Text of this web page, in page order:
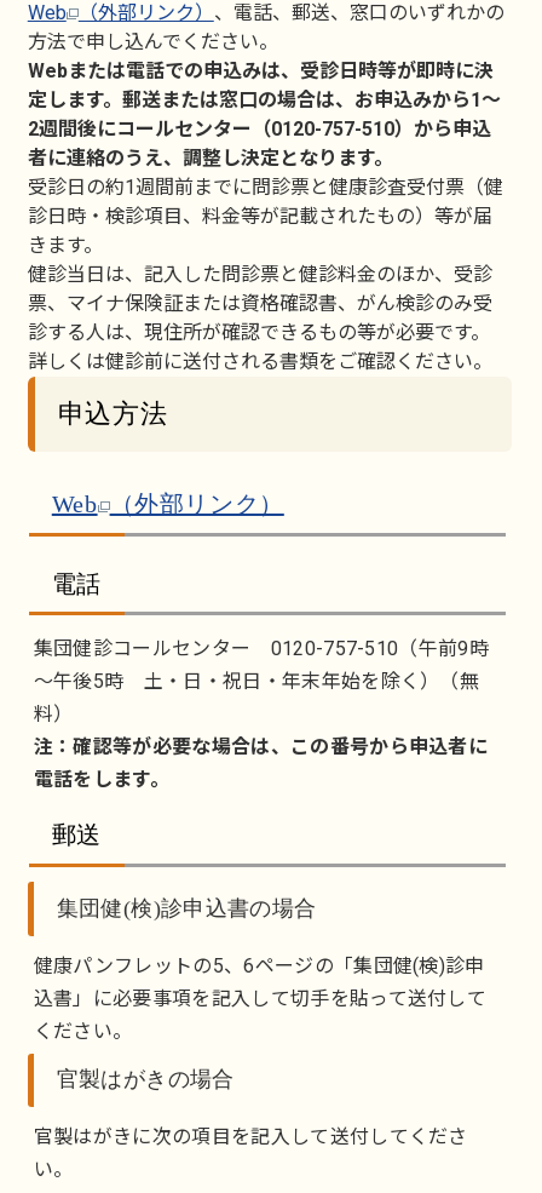
Web （外部リンク） 、電話、郵送、窓口のいずれかの
方法で申し込んでください。
Webまたは電話での申込みは、受診日時等が即時に決
定します。郵送または窓口の場合は、お申込みから1～
2週間後にコールセンター（0120-757-510）から申込
者に連絡のうえ、調整し決定となります。
受診日の約1週間前までに問診票と健康診査受付票（健
診日時・検診項目、料金等が記載されたもの）等が届
きます。
健診当日は、記入した問診票と健診料金のほか、受診
票、マイナ保険証または資格確認書、がん検診のみ受
診する人は、現住所が確認できるもの等が必要です。
詳しくは健診前に送付される書類をご確認ください。
申込方法
Web （外部リンク）
電話
集団健診コールセンター 0120-757-510（午前9時
～午後5時 土・日・祝日・年末年始を除く）（無
料）
注：確認等が必要な場合は、この番号から申込者に
電話をします。
郵送
集団健(検)診申込書の場合
健康パンフレットの5、6ページの「集団健(検)診申
込書」に必要事項を記入して切手を貼って送付して
ください。
官製はがきの場合
官製はがきに次の項目を記入して送付してくださ
い。